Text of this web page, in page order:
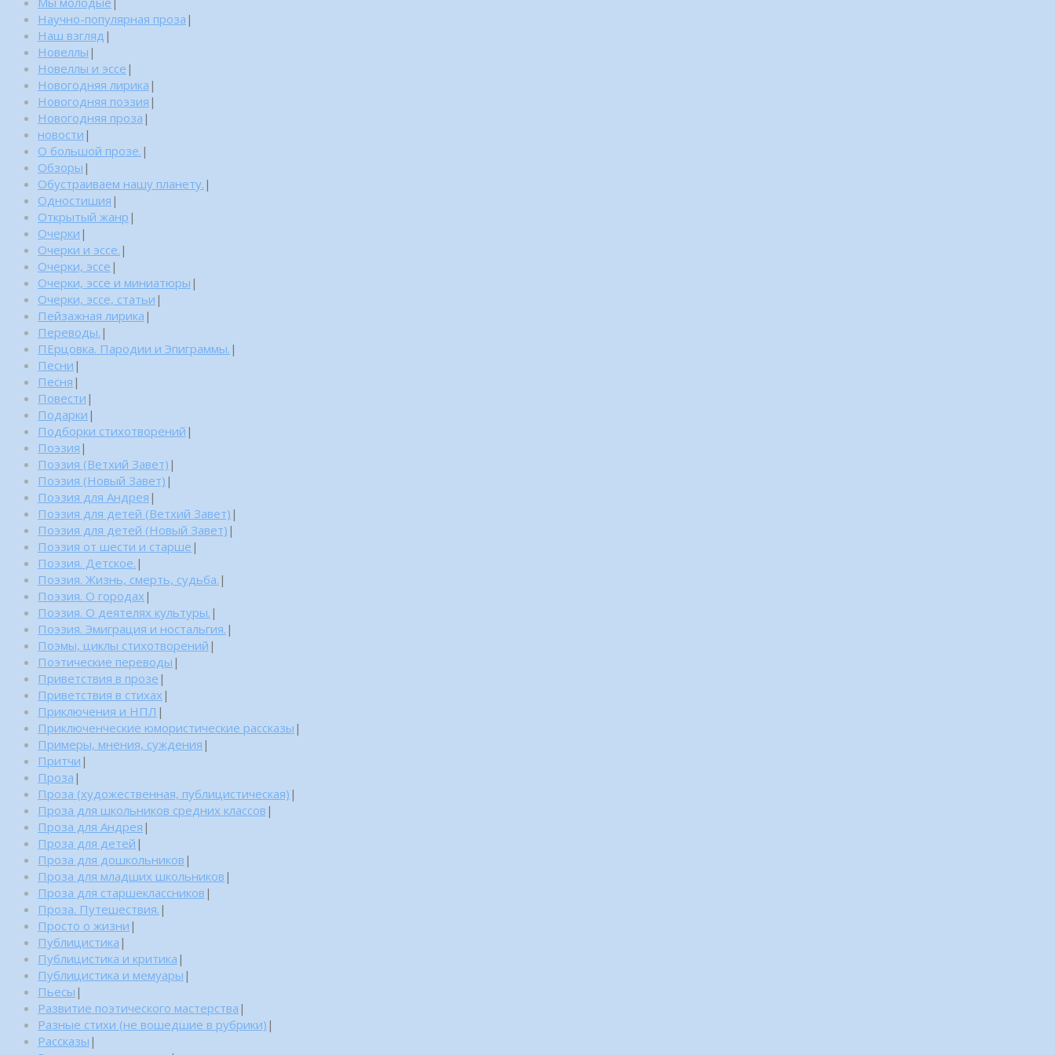
Научно-популярная проза |
Наш взгляд |
Новеллы |
Новеллы и эссе |
Новогодняя лирика |
Новогодняя поэзия |
Новогодняя проза |
новости |
О большой прозе. |
Обзоры |
Обустраиваем нашу планету. |
Одностишия |
Открытый жанр |
Очерки |
Очерки и эссе. |
Очерки, эссе |
Очерки, эссе и миниатюры |
Очерки, эссе, статьи |
Пейзажная лирика |
Переводы. |
ПЕрцовка. Пародии и Эпиграммы. |
Песни |
Песня |
Повести |
Подарки |
Подборки стихотворений |
Поэзия |
Поэзия (Ветхий Завет) |
Поэзия (Новый Завет) |
Поэзия для Андрея |
Поэзия для детей (Ветхий Завет) |
Поэзия для детей (Новый Завет) |
Поэзия от шести и старше |
Поэзия. Детское. |
Поэзия. Жизнь, смерть, судьба. |
Поэзия. О городах |
Поэзия. О деятелях культуры. |
Поэзия. Эмиграция и ностальгия. |
Поэмы, циклы стихотворений |
Поэтические переводы |
Приветствия в прозе |
Приветствия в стихах |
Приключения и НПЛ |
Приключенческие юмористические рассказы |
Примеры, мнения, суждения |
Притчи |
Проза |
Проза (художественная, публицистическая) |
Проза для школьников средних классов |
Проза для Андрея |
Проза для детей |
Проза для дошкольников |
Проза для младших школьников |
Проза для старшеклассников |
Проза. Путешествия. |
Просто о жизни |
Публицистика |
Публицистика и критика |
Публицистика и мемуары |
Пьесы |
Развитие поэтического мастерства |
Разные стихи (не вошедшие в рубрики) |
Рассказы |